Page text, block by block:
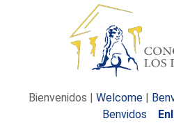
Bienvenidos | Welcome |
Benvidos